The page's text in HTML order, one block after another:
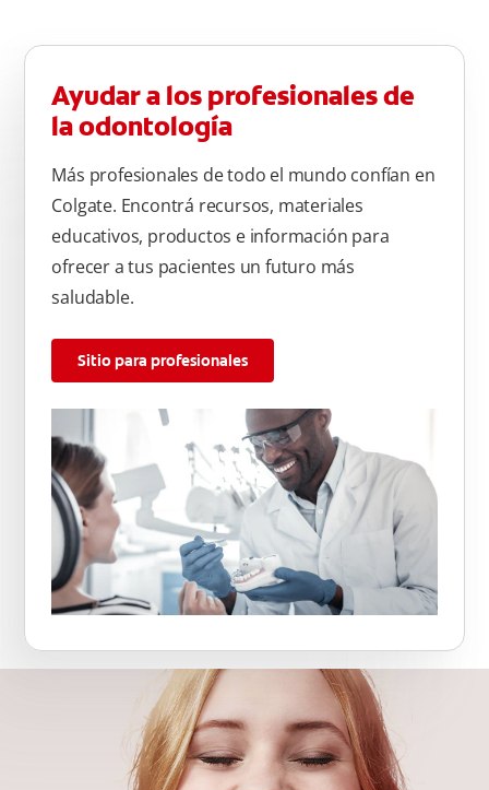
Ayudar a los profesionales de
la odontología
Más profesionales de todo el mundo confían en
Colgate. Encontrá recursos, materiales
educativos, productos e información para
ofrecer a tus pacientes un futuro más
saludable.
Sitio para profesionales